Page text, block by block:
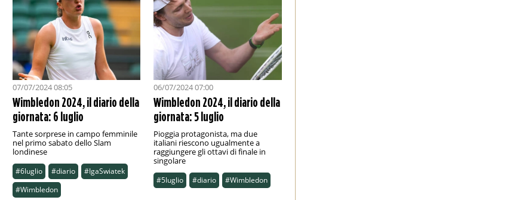
07/07/2024 08:05
Wimbledon 2024, il diario della
giornata: 6 luglio
Tante sorprese in campo femminile
nel primo sabato dello Slam
londinese
#6luglio #diario
#IgaSwiatek
#Wimbledon
06/07/2024 07:00
Wimbledon 2024, il diario della
giornata: 5 luglio
Pioggia protagonista, ma due
italiani riescono ugualmente a
raggiungere gli ottavi di finale in
singolare
#5luglio #diario #Wimbledon